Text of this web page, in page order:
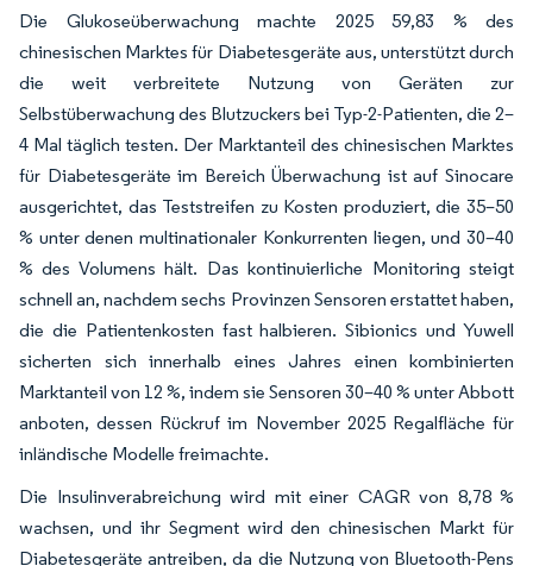
Die Glukoseüberwachung machte 2025 59,83 % des
chinesischen Marktes für Diabetesgeräte aus, unterstützt durch
die weit verbreitete Nutzung von Geräten zur
Selbstüberwachung des Blutzuckers bei Typ-2-Patienten, die 2–
4 Mal täglich testen. Der Marktanteil des chinesischen Marktes
für Diabetesgeräte im Bereich Überwachung ist auf Sinocare
ausgerichtet, das Teststreifen zu Kosten produziert, die 35–50
% unter denen multinationaler Konkurrenten liegen, und 30–40
% des Volumens hält. Das kontinuierliche Monitoring steigt
schnell an, nachdem sechs Provinzen Sensoren erstattet haben,
die die Patientenkosten fast halbieren. Sibionics und Yuwell
sicherten sich innerhalb eines Jahres einen kombinierten
Marktanteil von 12 %, indem sie Sensoren 30–40 % unter Abbott
anboten, dessen Rückruf im November 2025 Regalfläche für
inländische Modelle freimachte.
Die Insulinverabreichung wird mit einer CAGR von 8,78 %
wachsen, und ihr Segment wird den chinesischen Markt für
Diabetesgeräte antreiben, da die Nutzung von Bluetooth-Pens